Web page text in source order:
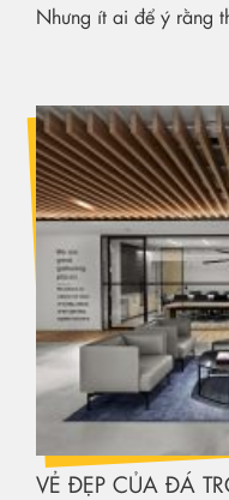
Nhưng ít ai để ý rằng
VẺ ĐẸP CỦA ĐÁ